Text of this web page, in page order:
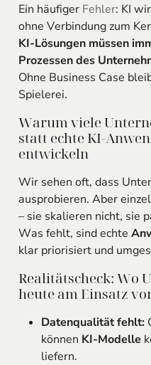
Ein häufiger Fehler: KI
ohne Verbindung zum
KI-Lösungen müssen
Prozessen des
Ohne Business Case
Spielerei.
Warum viele
statt echte KI-
entwickeln
Wir sehen oft, dass
ausprobieren. Aber
– sie skalieren nicht, sie
Was fehlt, sind echte
klar priorisiert und
Realitätscheck: Wo
heute am Einsatz
Datenqualität fehlt:
können KI-Modelle
liefern.